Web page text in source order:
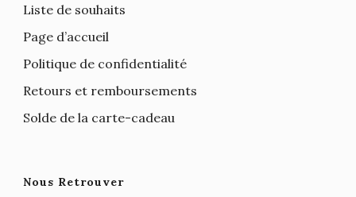
Liste de souhaits
Page d’accueil
Politique de confidentialité
Retours et remboursements
Solde de la carte-cadeau
Nous Retrouver